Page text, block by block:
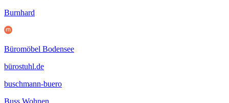
Burnhard
Büromöbel Bodensee
bürostuhl.de
buschmann-buero
Buss Wohnen